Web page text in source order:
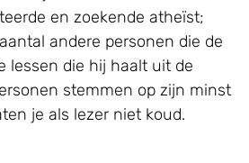
en zoekende atheïst;
andere personen die de
lessen die hij haalt uit de
stemmen op zijn minst
je als lezer niet koud.